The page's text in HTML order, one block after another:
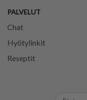
PALVELUT
Chat
Hyötylinkit
Reseptit